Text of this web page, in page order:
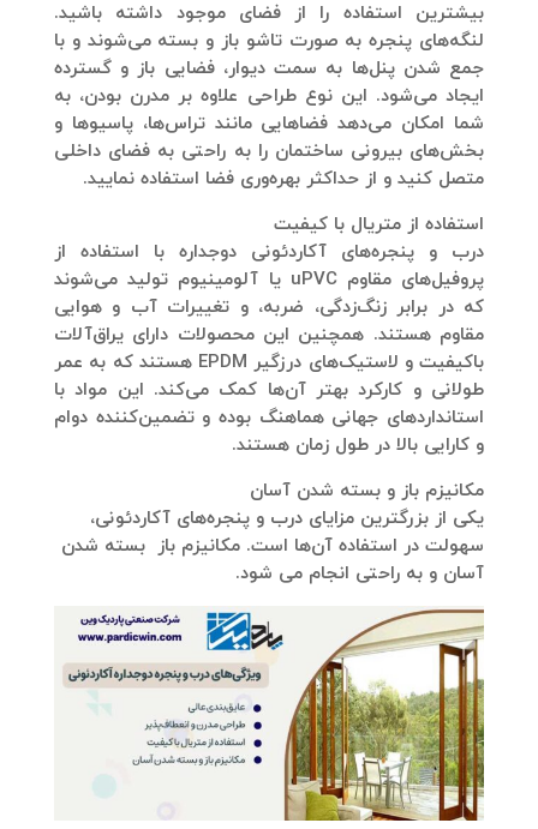
بیشترین استفاده را از فضای موجود داشته باشید.
لنگه‌های پنجره به صورت تاشو باز و بسته می‌شوند و با
جمع شدن پنل‌ها به سمت دیوار، فضایی باز و گسترده
ایجاد می‌شود. این نوع طراحی علاوه بر مدرن بودن، به
شما امکان می‌دهد فضاهایی مانند تراس‌ها، پاسیوها و
بخش‌های بیرونی ساختمان را به راحتی به فضای داخلی
متصل کنید و از حداکثر بهره‌وری فضا استفاده نمایید.
استفاده از متریال با کیفیت
درب و پنجره‌های آکاردئونی دوجداره با استفاده از
پروفیل‌های مقاوم uPVC یا آلومینیوم تولید می‌شوند
که در برابر زنگ‌زدگی، ضربه، و تغییرات آب و هوایی
مقاوم هستند. همچنین این محصولات دارای یراق‌آلات
باکیفیت و لاستیک‌های درزگیر EPDM هستند که به عمر
طولانی و کارکرد بهتر آن‌ها کمک می‌کند. این مواد با
استانداردهای جهانی هماهنگ بوده و تضمین‌کننده دوام
و کارایی بالا در طول زمان هستند.
مکانیزم باز و بسته شدن آسان
یکی از بزرگترین مزایای درب و پنجره‌های آکاردئونی،
سهولت در استفاده آن‌ها است. مکانیزم باز بسته شدن
آسان و به راحتی انجام می شود.